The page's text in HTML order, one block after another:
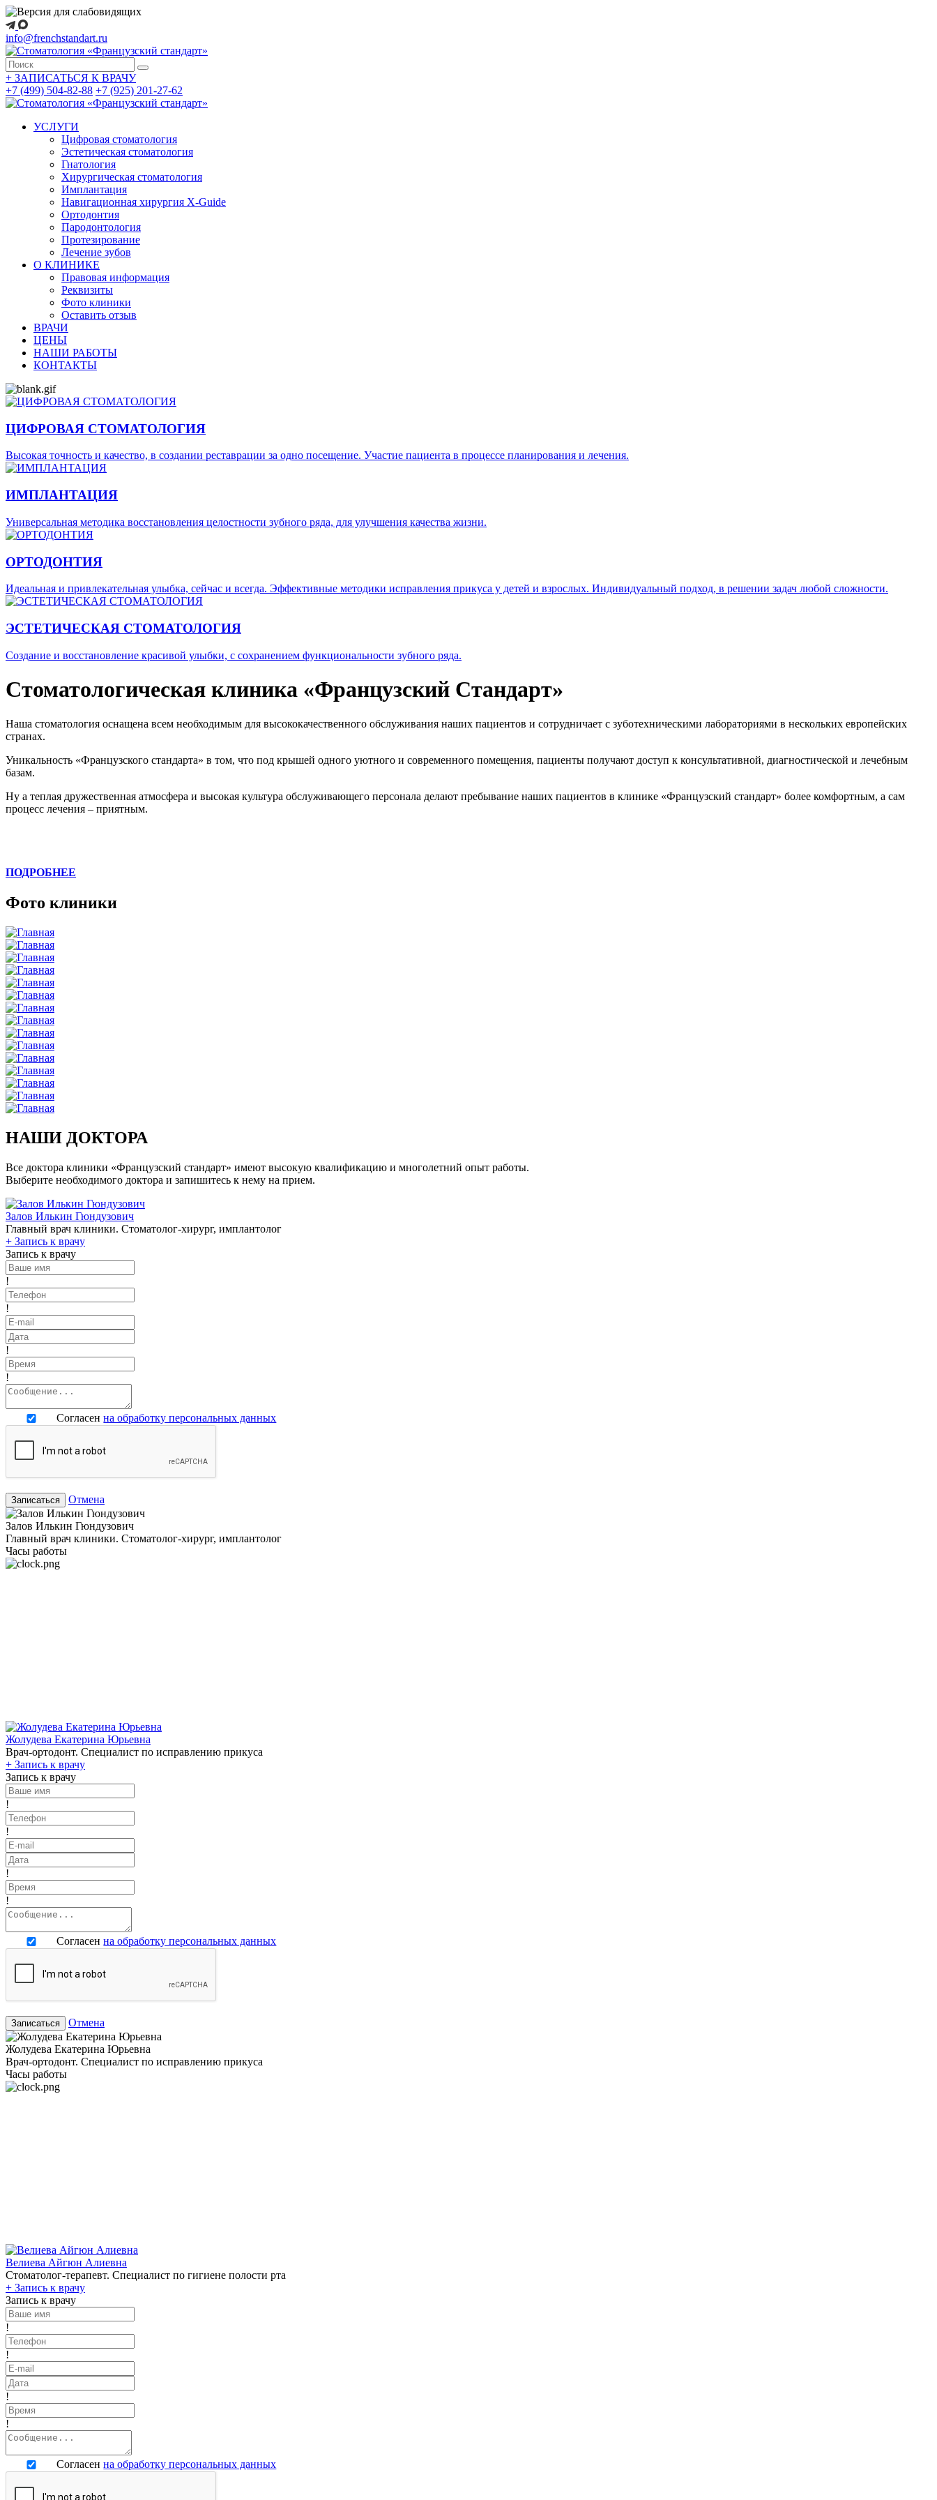
info@frenchstandart.ru
+ ЗАПИСАТЬСЯ К ВРАЧУ
+7 (499) 504-82-88 +7 (925) 201-27-62
УСЛУГИ
Цифровая стоматология
Эстетическая стоматология
Гнатология
Хирургическая стоматология
Имплантация
Навигационная хирургия X-Guide
Ортодонтия
Пародонтология
Протезирование
Лечение зубов
О КЛИНИКЕ
Правовая информация
Реквизиты
Фото клиники
Оставить отзыв
ВРАЧИ
ЦЕНЫ
НАШИ РАБОТЫ
КОНТАКТЫ
ЦИФРОВАЯ СТОМАТОЛОГИЯ
Высокая точность и качество, в создании реставрации за одно посещение. Участие пациента в процессе планирования и лечения.
ИМПЛАНТАЦИЯ
Универсальная методика восстановления целостности зубного ряда, для улучшения качества жизни.
ОРТОДОНТИЯ
Идеальная и привлекательная улыбка, сейчас и всегда. Эффективные методики исправления прикуса у детей и взрослых. Индивидуальный подход, в решении задач любой сложности.
ЭСТЕТИЧЕСКАЯ СТОМАТОЛОГИЯ
Создание и восстановление красивой улыбки, с сохранением функциональности зубного ряда.
Стоматологическая клиника «Французский Стандарт»
Наша стоматология оснащена всем необходимым для высококачественного обслуживания наших пациентов и сотрудничает с зуботехническими лабораториями в нескольких европейских
странах.
Уникальность «Французского стандарта» в том, что под крышей одного уютного и современного помещения, пациенты получают доступ к консультативной, диагностической и лечебным
базам.
Ну а теплая дружественная атмосфера и высокая культура обслуживающего персонала делают пребывание наших пациентов в клинике «Французский стандарт» более комфортным, а сам
процесс лечения – приятным.
ПОДРОБНЕЕ
Фото клиники
НАШИ ДОКТОРА
Все доктора клиники «Французский стандарт» имеют высокую квалификацию и многолетний опыт работы.
Выберите необходимого доктора и запишитесь к нему на прием.
Залов Илькин Гюндузович
Главный врач клиники. Стоматолог-хирург, имплантолог
+ Запись к врачу
Запись к врачу
!
!
!
!
Согласенна обработку персональных данных
Записаться Отмена
Залов Илькин Гюндузович
Главный врач клиники. Стоматолог-хирург, имплантолог
Часы работы
Жолудева Екатерина Юрьевна
Врач-ортодонт. Специалист по исправлению прикуса
+ Запись к врачу
Запись к врачу
!
!
!
!
Согласенна обработку персональных данных
Записаться Отмена
Жолудева Екатерина Юрьевна
Врач-ортодонт. Специалист по исправлению прикуса
Часы работы
Велиева Айгюн Алиевна
Стоматолог-терапевт. Специалист по гигиене полости рта
+ Запись к врачу
Запись к врачу
!
!
!
!
Согласенна обработку персональных данных